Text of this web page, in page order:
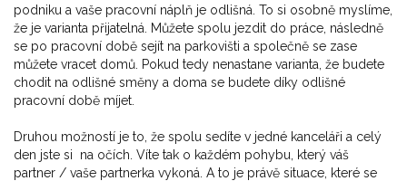
podniku a vaše pracovní náplň je odlišná. To si osobně myslíme,
že je varianta přijatelná. Můžete spolu jezdit do práce, následně
se po pracovní době sejít na parkovišti a společně se zase
můžete vracet domů. Pokud tedy nenastane varianta, že budete
chodit na odlišné směny a doma se budete díky odlišné
pracovní době míjet.
Druhou možností je to, že spolu sedíte v jedné kanceláři a celý
den jste si na očích. Víte tak o každém pohybu, který váš
partner / vaše partnerka vykoná. A to je právě situace, které se